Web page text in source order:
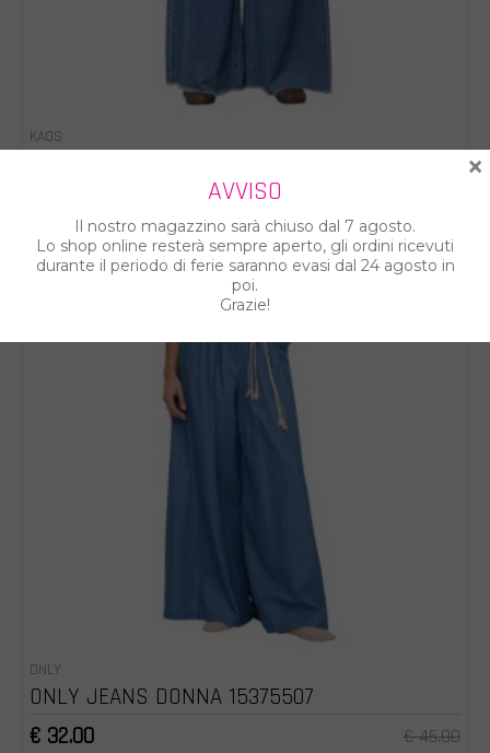
KAOS
ONLY
ONLY JEANS DONNA 15375507
€ 32.00
€ 45.00
AVVISO
Il nostro magazzino sarà chiuso dal 7 agosto.
Lo shop online resterà sempre aperto, gli ordini ricevuti
durante il periodo di ferie saranno evasi dal 24 agosto in
poi.
Grazie!
×